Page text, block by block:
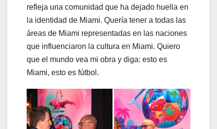
refleja una comunidad que ha dejado huella en
la identidad de Miami. Quería tener a todas las
áreas de Miami representadas en las naciones
que influenciaron la cultura en Miami. Quiero
que el mundo vea mi obra y diga: esto es
Miami, esto es fútbol.